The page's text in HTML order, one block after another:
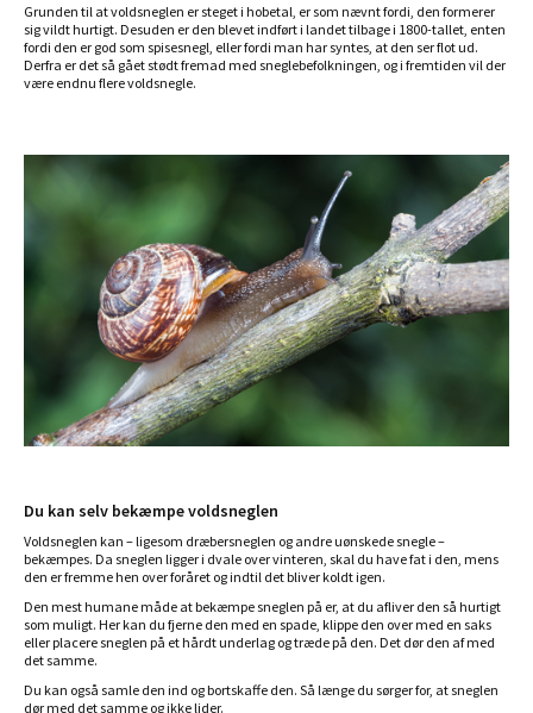
Grunden til at voldsneglen er steget i hobetal, er som nævnt fordi, den formerer
sig vildt hurtigt. Desuden er den blevet indført i landet tilbage i 1800-tallet, enten
fordi den er god som spisesnegl, eller fordi man har syntes, at den ser flot ud.
Derfra er det så gået stødt fremad med sneglebefolkningen, og i fremtiden vil der
være endnu flere voldsnegle.
Du kan selv bekæmpe voldsneglen
Voldsneglen kan – ligesom dræbersneglen og andre uønskede snegle –
bekæmpes. Da sneglen ligger i dvale over vinteren, skal du have fat i den, mens
den er fremme hen over foråret og indtil det bliver koldt igen.
Den mest humane måde at bekæmpe sneglen på er, at du afliver den så hurtigt
som muligt. Her kan du fjerne den med en spade, klippe den over med en saks
eller placere sneglen på et hårdt underlag og træde på den. Det dør den af med
det samme.
Du kan også samle den ind og bortskaffe den. Så længe du sørger for, at sneglen
dør med det samme og ikke lider.